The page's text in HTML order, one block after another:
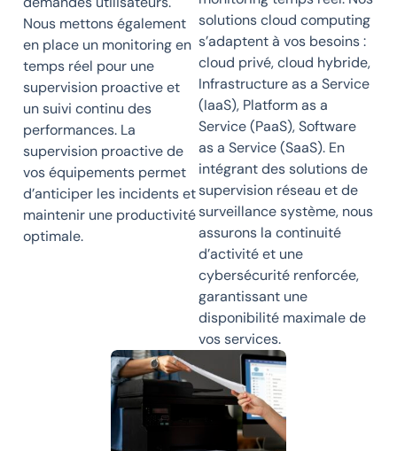
Nous mettons également
en place un monitoring en
temps réel pour une
supervision proactive et
un suivi continu des
performances. La
supervision proactive de
vos équipements permet
d’anticiper les incidents et
maintenir une productivité
optimale.
solutions cloud computing
s’adaptent à vos besoins :
cloud privé, cloud hybride,
Infrastructure as a Service
(IaaS), Platform as a
Service (PaaS), Software
as a Service (SaaS). En
intégrant des solutions de
supervision réseau et de
surveillance système, nous
assurons la continuité
d’activité et une
cybersécurité renforcée,
garantissant une
disponibilité maximale de
vos services.